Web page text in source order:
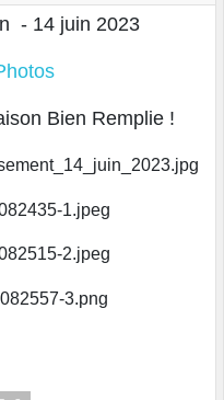
- 14 juin 2023
Bien Remplie !